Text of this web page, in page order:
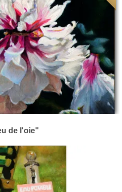
de l'oie"